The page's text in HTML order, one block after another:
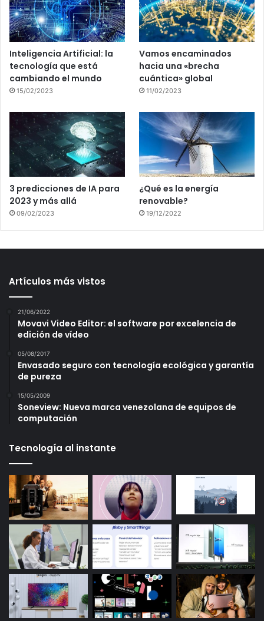
Inteligencia Artificial: la
tecnología que está
cambiando el mundo
15/02/2023
Vamos encaminados
hacia una «brecha
cuántica» global
11/02/2023
3 predicciones de IA para
2023 y más allá
09/02/2023
¿Qué es la energía
renovable?
19/12/2022
Artículos más vistos
21/06/2022
Movavi Video Editor: el software por excelencia de
edición de vídeo
05/08/2017
Envasado seguro con tecnología ecológica y garantía
de pureza
15/05/2009
Soneview: Nueva marca venezolana de equipos de
computación
Tecnología al instante